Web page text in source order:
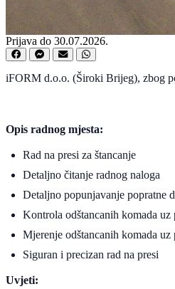
Prijava do 30.07.2026.
iFORM d.o.o. (Široki Brijeg), zbog
Opis radnog mjesta:
Rad na presi za štancanje
Detaljno čitanje radnog naloga
Detaljno popunjavanje popratne
Kontrola odštancanih komada
Mjerenje odštancanih komada
Siguran i precizan rad na presi
Uvjeti: